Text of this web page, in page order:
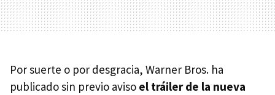
Por suerte o por desgracia, Warner Bros. ha
publicado sin previo aviso el tráiler de la nueva